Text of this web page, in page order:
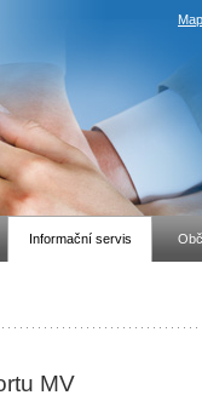
Informační servis
MV